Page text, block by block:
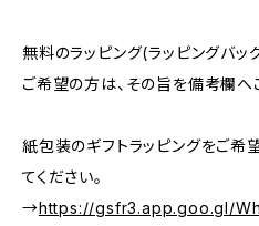
無料のラッピング(ラッピングバッ
ご希望の方は、その旨を備考欄へ
紙包装のギフトラッピングをご希
てください。
→https://gsfr3.app.goo.gl/